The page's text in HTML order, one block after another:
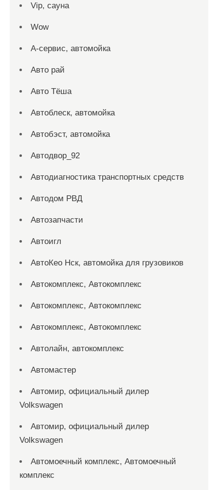
Vip, сауна
Wow
А-сервис, автомойка
Авто рай
Авто Тёша
Автоблеск, автомойка
Автобэст, автомойка
Автодвор_92
Автодиагностика транспортных средств
Автодом РВД
Автозапчасти
Автоигл
АвтоКео Нск, автомойка для грузовиков
Автокомплекс, Автокомплекс
Автокомплекс, Автокомплекс
Автокомплекс, Автокомплекс
Автолайн, автокомплекс
Автомастер
Автомир, официальный дилер
Volkswagen
Автомир, официальный дилер
Volkswagen
Автомоечный комплекс, Автомоечный
комплекс